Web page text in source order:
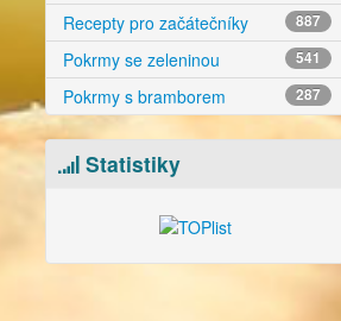
Recepty pro začátečníky 887
Pokrmy se zeleninou 541
Pokrmy s bramborem 287
Statistiky